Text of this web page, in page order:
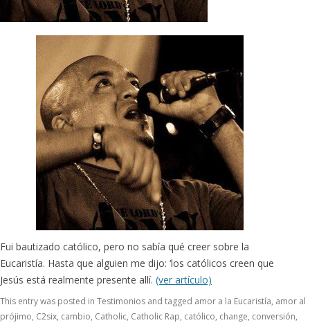
Fui bautizado católico, pero no sabía qué creer sobre la
Eucaristía. Hasta que alguien me dijo: ‘los católicos creen que
Jesús está realmente presente allí. (ver artículo)
This entry was posted in Testimonios and tagged amor a la Eucaristía, amor al
prójimo, C2six, cambio, Catholic, Catholic Rap, católico, change, conversión,